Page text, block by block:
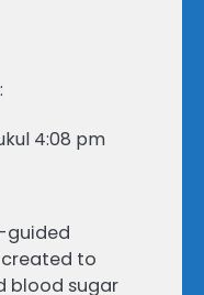
4:08 pm
guided
to
blood sugar